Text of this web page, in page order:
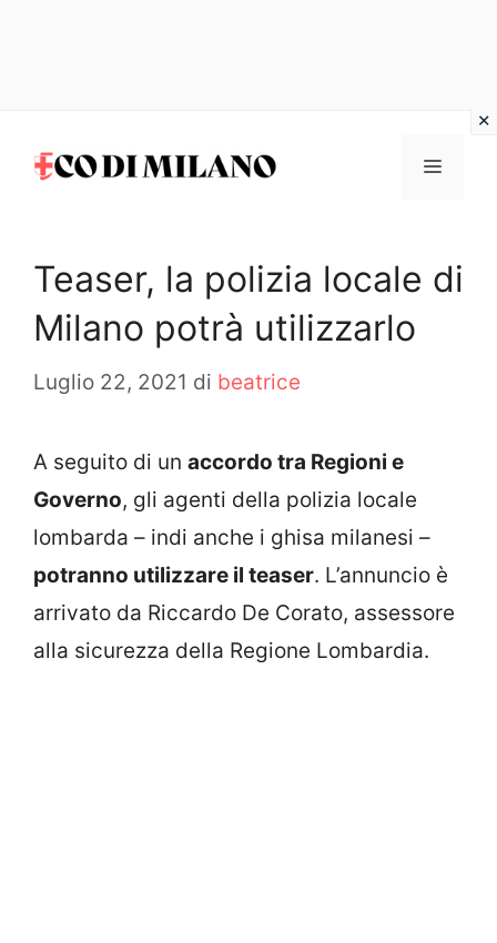
MENU
Teaser, la polizia locale di
Milano potrà utilizzarlo
Luglio 22, 2021 di beatrice
A seguito di un accordo tra Regioni e
Governo, gli agenti della polizia locale
lombarda – indi anche i ghisa milanesi –
potranno utilizzare il teaser. L’annuncio è
arrivato da Riccardo De Corato, assessore
alla sicurezza della Regione Lombardia.